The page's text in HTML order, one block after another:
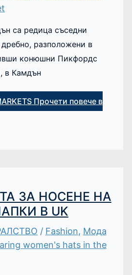
са редица съседни
разположени в
конюшни Пикфордс
в Камдън
Прочети повече в
ЗА НОСЕНЕ НА
В UK
/ Fashion, Мода